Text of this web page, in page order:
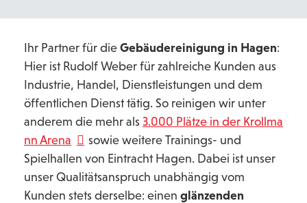
Ihr Partner für die Gebäudereinigung in Hagen:
Hier ist Rudolf Weber für zahlreiche Kunden aus
Industrie, Handel, Dienstleistungen und dem
öffentlichen Dienst tätig. So reinigen wir unter
anderem die mehr als 3.000 Plätze in der Krollma
nn Arena
sowie weitere Trainings- und
Spielhallen von Eintracht Hagen. Dabei ist unser
unser Qualitätsanspruch unabhängig vom
Kunden stets derselbe: einen glänzenden